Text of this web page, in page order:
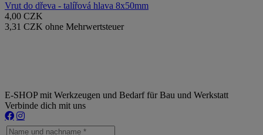
Vrut do dřeva - talířová hlava 8x50mm
4,00 CZK
3,31 CZK ohne Mehrwertsteuer
E-SHOP mit Werkzeugen und Bedarf für Bau und Werkstatt
Verbinde dich mit uns